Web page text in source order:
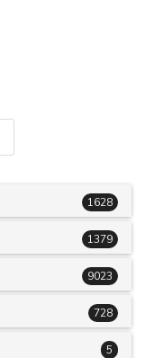
1628
1379
9023
728
5